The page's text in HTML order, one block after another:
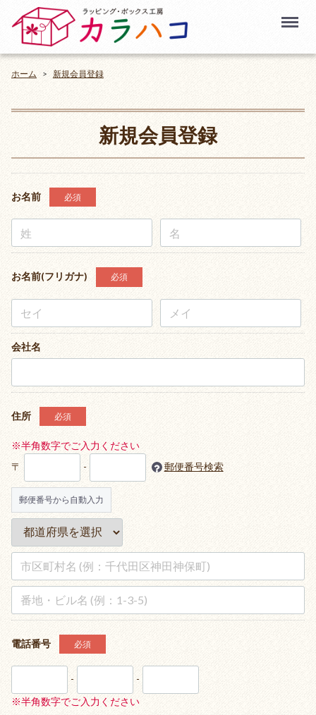
Menu
ホーム 新規会員登録
新規会員登録
お名前 必須
お名前(フリガナ) 必須
会社名
住所 必須
※半角数字でご入力ください
〒
- 郵便番号検索
郵便番号から自動入力
電話番号 必須
-
-
※半角数字でご入力ください
ホワイト
グレー
グリーン
オレンジ・イエロー
パープル